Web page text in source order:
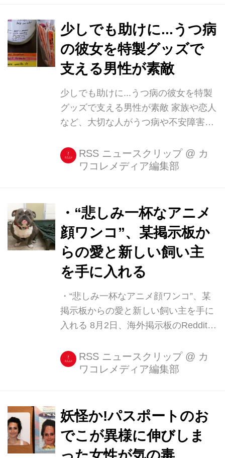
があるようだ。 アジア料理店が2週間
休業 米カリフォルニア州ベーカーズフ
ィールドにあるアジア料理店、
「Chef’s Choice Noodle BAR」では、
り出されていた。 それがこちら。 告
知は最近貼り出され、海外版掲示板
redditで「レストランの休業理由にグ
少しでも助けに...うつ病
の彼女を特製グッズで
支える男性が素敵
少しでも助けに...うつ病の彼女を特製
グッズで支える男性が素敵 家族や恋人
など、大切な人がうつ病や不安障害を
戸惑う人がほとんどだろう。 自身で同
様の病を経験したことがない限り、
しかし、分からないながらも、少しで
も相手の気持ちに寄り添うべく、力に
なろうと努力することが大切なのでは
ないか。 redditユーザーの
「Bovadeez」さんもそんな1人だ。 彼
は、時にうつや不安症に襲われるガー
ルフレンドの力になりたいと情報を集
めて「これだ!」と思ったアドバイスを
独自の方法で実行している...
RSS ニュースクリップ @ カ
ワコレメディア編集部
・“悲しみ一杯なアニメ
顔ワンコ”、某掲示板か
らの愛と新しい飼い主
を手に入れる
・“悲しみ一杯なアニメ顔ワンコ”、某
掲示板からの愛と新しい飼い主を手に
入れる 8月2日、海外掲示板のRedditに
Tankさん(@frankthedoggotank)がシェ
アした投稿 – 2017 8月 17 2:03午後
とを理解しているのか、なんとも悲し
そうな表情が印象だ。 動物保護施設で
撮影されたもの この写真は米メリーラ
RSS ニュースクリップ @ カ
ワコレメディア編集部
妖怪か!パスポートのお
でこが異様に伸びしま